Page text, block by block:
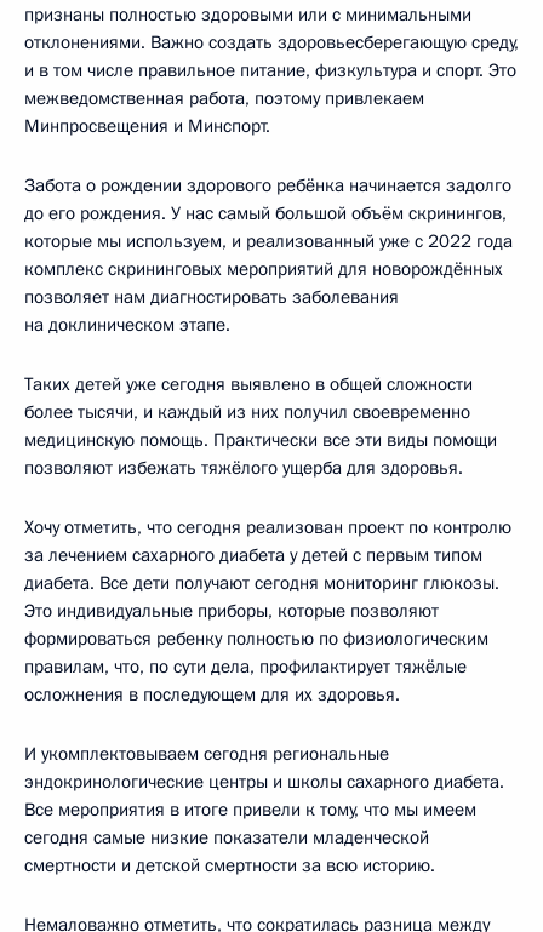
признаны полностью здоровыми или с минимальными
отклонениями. Важно создать здоровьесберегающую среду,
и в том числе правильное питание, физкультура и спорт. Это
межведомственная работа, поэтому привлекаем
Минпросвещения и Минспорт.
Забота о рождении здорового ребёнка начинается задолго
до его рождения. У нас самый большой объём скринингов,
которые мы используем, и реализованный уже с 2022 года
комплекс скрининговых мероприятий для новорождённых
позволяет нам диагностировать заболевания
на доклиническом этапе.
Таких детей уже сегодня выявлено в общей сложности
более тысячи, и каждый из них получил своевременно
медицинскую помощь. Практически все эти виды помощи
позволяют избежать тяжёлого ущерба для здоровья.
Хочу отметить, что сегодня реализован проект по контролю
за лечением сахарного диабета у детей с первым типом
диабета. Все дети получают сегодня мониторинг глюкозы.
Это индивидуальные приборы, которые позволяют
формироваться ребенку полностью по физиологическим
правилам, что, по сути дела, профилактирует тяжёлые
осложнения в последующем для их здоровья.
И укомплектовываем сегодня региональные
эндокринологические центры и школы сахарного диабета.
Все мероприятия в итоге привели к тому, что мы имеем
сегодня самые низкие показатели младенческой
смертности и детской смертности за всю историю.
Немаловажно отметить, что сократилась разница между